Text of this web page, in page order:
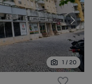
1 / 20